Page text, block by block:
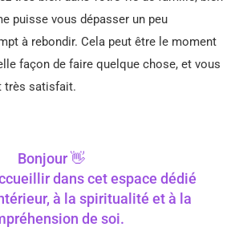
puisse vous dépasser un peu
à rebondir. Cela peut être le moment
façon de faire quelque chose, et vous
très satisfait.
Bonjour 👋
dans cet espace dédié
à la spiritualité et à la
de soi.